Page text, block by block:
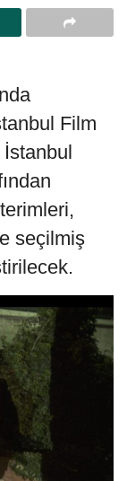
Film
İstanbul
seçilmiş